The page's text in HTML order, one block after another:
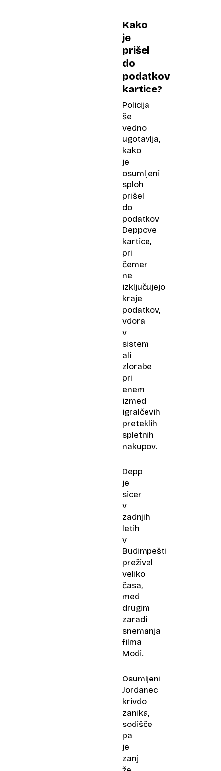
Kako
je
prišel
do
podatkov
kartice?
Policija
še
vedno
ugotavlja,
kako
je
osumljeni
sploh
prišel
do
podatkov
Deppove
kartice,
pri
čemer
ne
izključujejo
kraje
podatkov,
vdora
v
sistem
ali
zlorabe
pri
enem
izmed
igralčevih
preteklih
spletnih
nakupov.
Depp
je
sicer
v
zadnjih
letih
v
Budimpešti
preživel
veliko
časa,
med
drugim
zaradi
snemanja
filma
Modi.
Osumljeni
Jordanec
krivdo
zanika,
sodišče
pa
je
zanj